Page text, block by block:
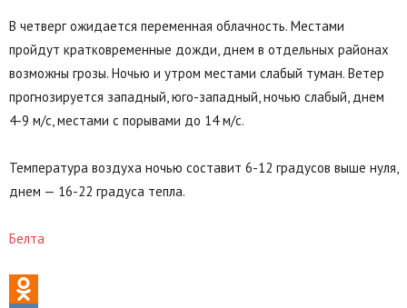
В четверг ожидается переменная облачность. Местами
пройдут кратковременные дожди, днем в отдельных районах
возможны грозы. Ночью и утром местами слабый туман. Ветер
прогнозируется западный, юго-западный, ночью слабый, днем
4-9 м/с, местами с порывами до 14 м/с.
Температура воздуха ночью составит 6-12 градусов выше нуля,
днем — 16-22 градуса тепла.
Белта